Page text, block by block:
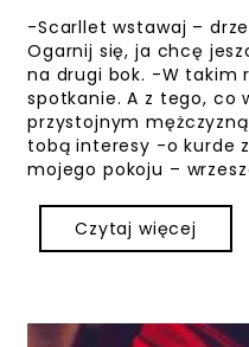
-Scarllet wstawaj –
Ogarnij się, ja chcę
na drugi bok. -W takim
spotkanie. A z tego, co
przystojnym
tobą interesy -o kurde
mojego pokoju –
Czytaj więcej